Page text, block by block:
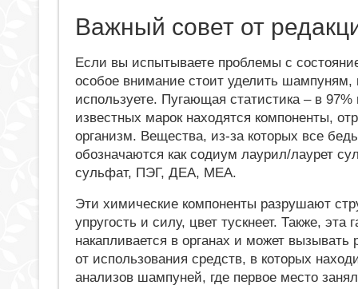
Важный совет от
Если вы испытываете проблемы с
особое внимание стоит уделить шампуням,
используете. Пугающая статистика – в
известных марок находятся компоненты,
организм. Вещества, из-за которых все
обозначаются как содиум лаурил/лаурет
сульфат, ПЭГ, ДЕА, МЕА.
Эти химические компоненты разрушают
упругость и силу, цвет тускнеет. Также, эта
накапливается в органах и может
от использования средств, в которых
анализов шампуней, где первое место